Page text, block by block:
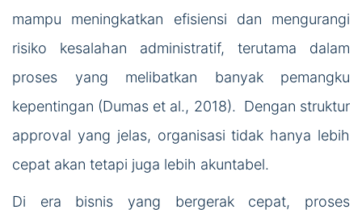
mampu meningkatkan efisiensi dan mengurangi
risiko kesalahan administratif, terutama dalam
proses yang melibatkan banyak pemangku
kepentingan (Dumas et al., 2018). Dengan struktur
approval yang jelas, organisasi tidak hanya lebih
cepat akan tetapi juga lebih akuntabel.
Di era bisnis yang bergerak cepat, proses